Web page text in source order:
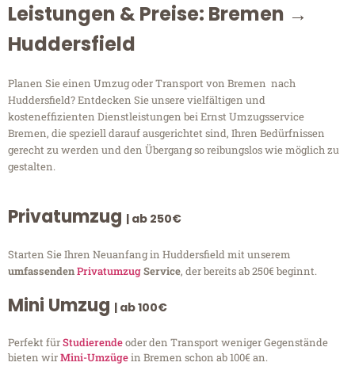
Leistungen & Preise: Bremen →
Huddersfield
Planen Sie einen Umzug oder Transport von Bremen nach
Huddersfield? Entdecken Sie unsere vielfältigen und
kosteneffizienten Dienstleistungen bei Ernst Umzugsservice
Bremen, die speziell darauf ausgerichtet sind, Ihren Bedürfnissen
gerecht zu werden und den Übergang so reibungslos wie möglich zu
gestalten.
Privatumzug | ab 250€
Starten Sie Ihren Neuanfang in Huddersfield mit unserem
umfassendenPrivatumzugService, der bereits ab 250€ beginnt.
Mini Umzug | ab 100€
Perfekt fürStudierendeoder den Transport weniger Gegenstände
bieten wirMini-Umzügein Bremen schon ab 100€ an.